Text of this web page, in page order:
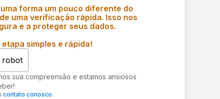
forma um pouco diferente do
uma verificação rápida. Isso nos
e a proteger seus dados.
simples e rápida!
robot
sua compreensão e estamos ansiosos
contato conosco.